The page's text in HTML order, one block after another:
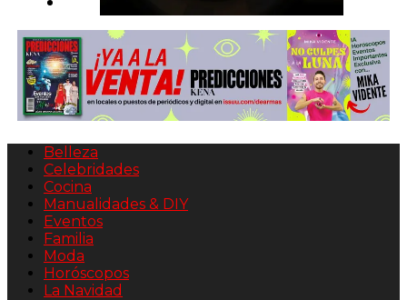
Belleza
Celebridades
Cocina
Manualidades & DIY
Eventos
Familia
Moda
Horóscopos
La Navidad